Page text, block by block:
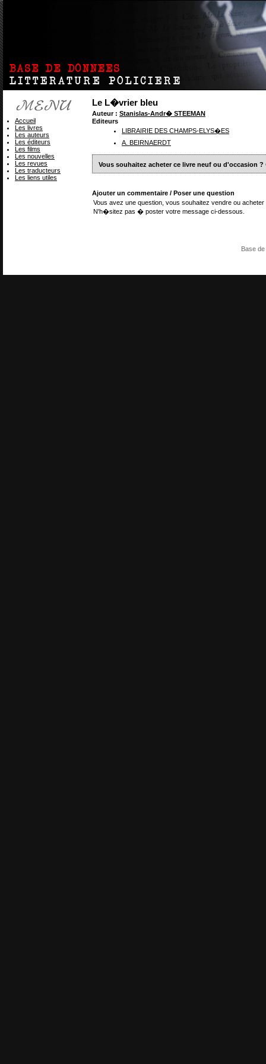
Le L�vrier bleu
Auteur : Stanislas-Andr� STEEMAN
Editeurs
LIBRAIRIE DES CHAMPS-ELYS�ES
A. BEIRNAERDT
Vous souhaitez acheter ce livre neuf ou d'occasion ?
Ajouter un commentaire / Poser une question
Vous avez une question, vous souhaitez vendre ou
N'h�sitez pas � poster votre message ci-dessous.
Accueil
Les livres
Les auteurs
Les éditeurs
Les films
Les nouvelles
Les revues
Les traducteurs
Les liens utiles
Base